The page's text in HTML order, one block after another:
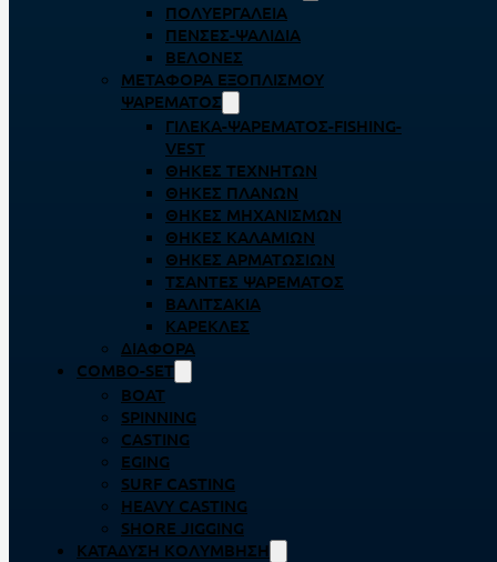
ΠΟΛΥΕΡΓΑΛΕΊΑ
ΠΈΝΣΕΣ-ΨΑΛΊΔΙΑ
ΒΕΛΌΝΕΣ
ΜΕΤΑΦΟΡΆ ΕΞΟΠΛΙΣΜΟΎ
ΨΑΡΈΜΑΤΟΣ
ΓΙΛΈΚΑ-ΨΑΡΈΜΑΤΟΣ-FISHING-
VEST
ΘΉΚΕΣ ΤΕΧΝΗΤΏΝ
ΘΉΚΕΣ ΠΛΆΝΩΝ
ΘΉΚΕΣ ΜΗΧΑΝΙΣΜΏΝ
ΘΉΚΕΣ ΚΑΛΑΜΙΏΝ
ΘΉΚΕΣ ΑΡΜΑΤΩΣΙΏΝ
ΤΣΆΝΤΕΣ ΨΑΡΈΜΑΤΟΣ
ΒΑΛΙΤΣΆΚΙΑ
ΚΑΡΈΚΛΕΣ
ΔΙΆΦΟΡΑ
COMBO-SET
BOAT
SPINNING
CASTING
EGING
SURF CASTING
HEAVY CASTING
SHORE JIGGING
ΚΑΤΆΔΥΣΗ ΚΟΛΎΜΒΗΣΗ